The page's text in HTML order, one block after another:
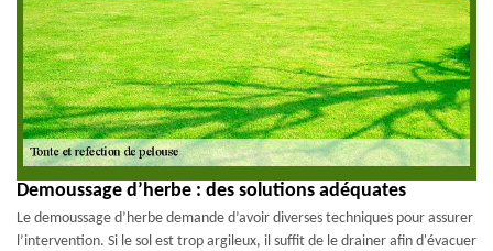
Demoussage d’herbe : des solutions adéquates
Le demoussage d’herbe demande d’avoir diverses techniques pour assurer
l’intervention. Si le sol est trop argileux, il suffit de le drainer afin d'évacuer